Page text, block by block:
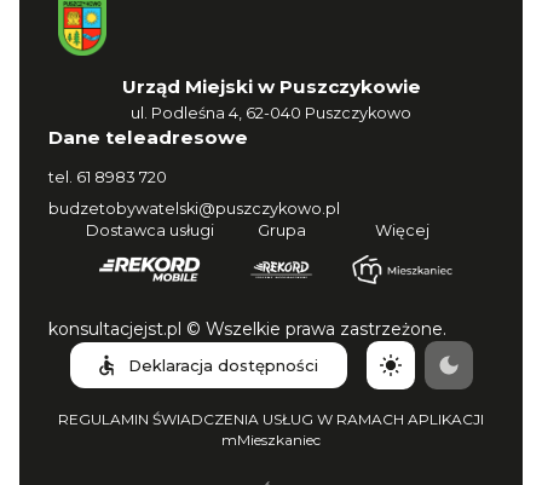
Urząd Miejski w Puszczykowie
ul. Podleśna 4, 62-040 Puszczykowo
Dane teleadresowe
tel. 61 8983 720
budzetobywatelski@puszczykowo.pl
Dostawca usługi
Grupa Więcej
konsultacjejst.pl © Wszelkie prawa zastrzeżone.
Deklaracja dostępności
REGULAMIN ŚWIADCZENIA USŁUG W RAMACH APLIKACJI
mMieszkaniec